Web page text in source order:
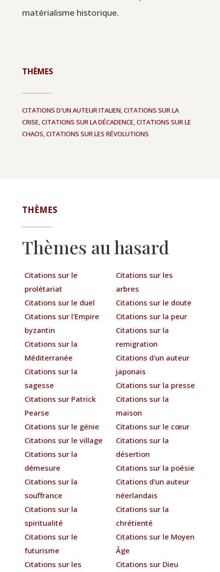
matérialisme historique.
THÈMES
CITATIONS D'UN AUTEUR ITALIEN,CITATIONS SUR LA
CRISE,CITATIONS SUR LA DÉCADENCE,CITATIONS SUR LE
CHAOS,CITATIONS SUR LES RÉVOLUTIONS
THÈMES
Thèmes au hasard
Citations sur le
prolétariat
Citations sur le duel
Citations sur l'Empire
byzantin
Citations sur la
Méditerranée
Citations sur la
sagesse
Citations sur Patrick
Pearse
Citations sur le génie
Citations sur le village
Citations sur la
démesure
Citations sur la
souffrance
Citations sur la
spiritualité
Citations sur le
futurisme
Citations sur les
Citations sur les
arbres
Citations sur le doute
Citations sur la peur
Citations sur la
remigration
Citations d'un auteur
japonais
Citations sur la presse
Citations sur la
maison
Citations sur le cœur
Citations sur la
désertion
Citations sur la poésie
Citations d'un auteur
néerlandais
Citations sur la
chrétienté
Citations sur le Moyen
Âge
Citations sur Dieu